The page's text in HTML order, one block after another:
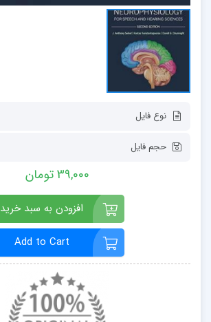
نوع فایل
حجم فایل
39,000 تومان
افزودن به سبد خرید
Add to Cart